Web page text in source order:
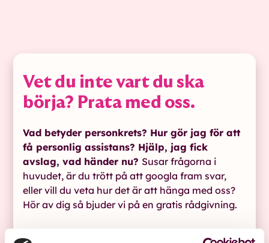
Vet du inte vart du ska
börja? Prata med oss.
Vad betyder personkrets? Hur gör jag för att
få personlig assistans? Hjälp, jag fick
avslag, vad händer nu? Susar frågorna i
huvudet, är du trött på att googla fram svar,
eller vill du veta hur det är att hänga med oss?
Hör av dig så bjuder vi på en gratis rådgivning.